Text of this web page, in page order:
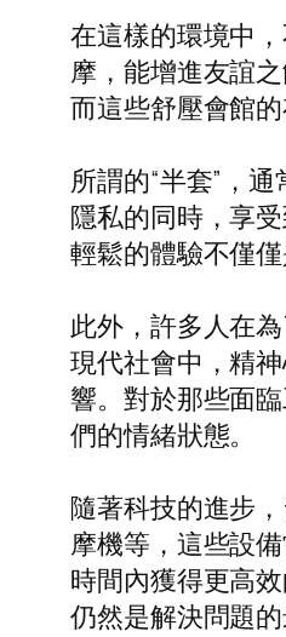
在這樣的環境中
摩，能增進友誼
而這些舒壓會館
所謂的“半套”，
隱私的同時，享
輕鬆的體驗不僅
此外，許多人在
現代社會中，精
響。對於那些面
們的情緒狀態。
隨著科技的進步
摩機等，這些設
時間內獲得更高
仍然是解決問題的